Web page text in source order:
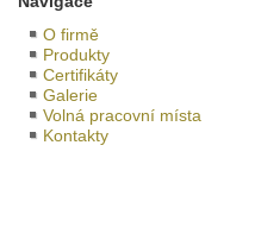
O firmě
Produkty
Certifikáty
Galerie
Volná pracovní místa
Kontakty